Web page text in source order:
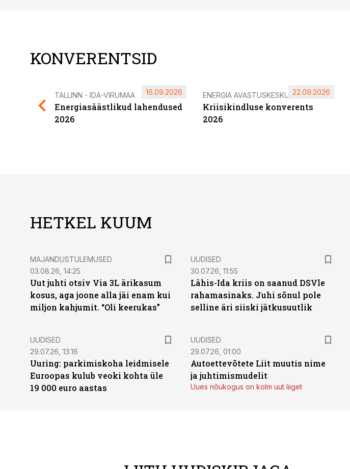
KONVERENTSID
TALLINN - IDA-VIRUMAA
Energiasäästlikud lahendused
2026
16.09.2026 ENERGIA AVASTUSKESKUS
Kriisikindluse konverents
2026
22.09.2026
HETKEL KUUM
MAJANDUSTULEMUSED
03.08.26, 14:25
Uut juhti otsiv Via 3L ärikasum
kosus, aga joone alla jäi enam kui
miljon kahjumit. “Oli keerukas”
UUDISED
30.07.26, 11:55
Lähis-Ida kriis on saanud DSVle
rahamasinaks. Juhi sõnul pole
selline äri siiski jätkusuutlik
UUDISED
29.07.26, 13:16
Uuring: parkimiskoha leidmisele
Euroopas kulub veoki kohta üle
19 000 euro aastas
UUDISED
29.07.26, 01:00
Autoettevõtete Liit muutis nime
ja juhtimismudelit
Uues nõukogus on kolm uut liiget